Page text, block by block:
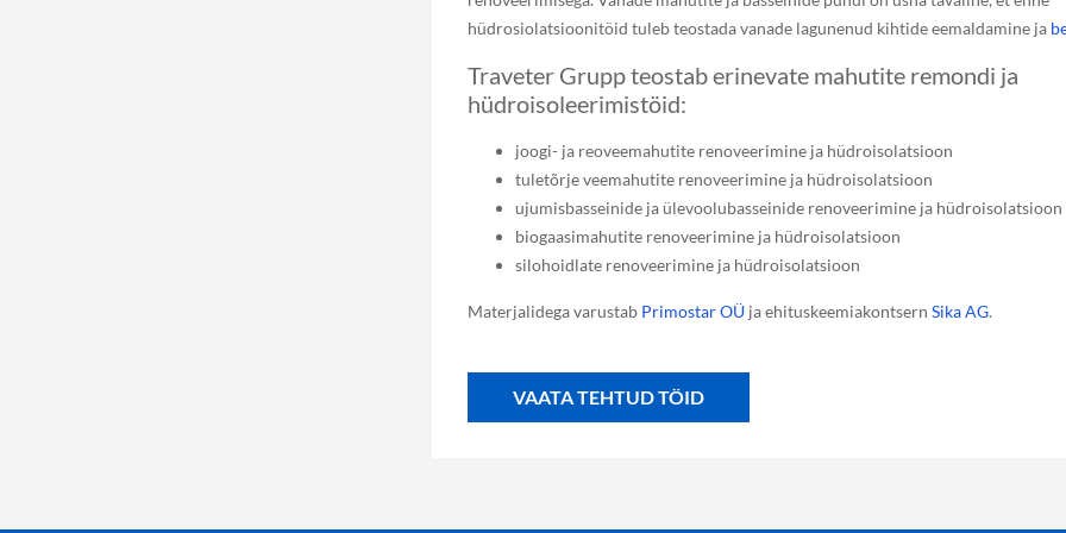
hüdrosiolatsioonitöid tuleb teostada vanade lagunenud kihtide eemaldamine ja
Traveter Grupp teostab erinevate mahutite remondi ja
hüdroisoleerimistöid:
joogi- ja reoveemahutite renoveerimine ja hüdroisolatsioon
tuletõrje veemahutite renoveerimine ja hüdroisolatsioon
ujumisbasseinide ja ülevoolubasseinide renoveerimine ja hüdroisolatsioon
biogaasimahutite renoveerimine ja hüdroisolatsioon
silohoidlate renoveerimine ja hüdroisolatsioon
Materjalidega varustab Primostar OÜ ja ehituskeemiakontsernSika AG.
VAATA TEHTUD TÖID